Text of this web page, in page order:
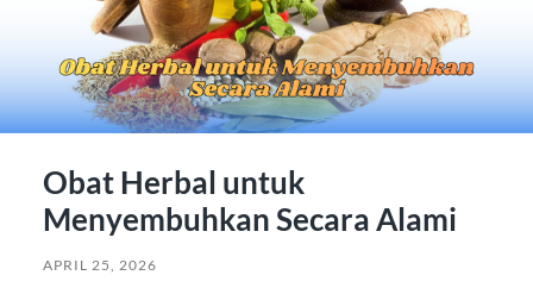
Obat Herbal untuk
Menyembuhkan Secara Alami
APRIL 25, 2026